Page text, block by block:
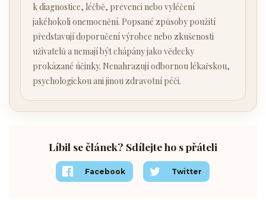
k diagnostice, léčbě, prevenci nebo vyléčení
jakéhokoli onemocnění. Popsané způsoby použití
představují doporučení výrobce nebo zkušenosti
uživatelů a nemají být chápány jako vědecky
prokázané účinky. Nenahrazují odbornou lékařskou,
psychologickou ani jinou zdravotní péči.
Líbil se článek? Sdílejte ho s přáteli
Facebook Twitter